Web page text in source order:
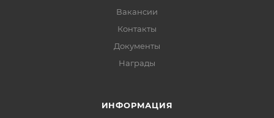
Вакансии
Контакты
Документы
Награды
ИНФОРМАЦИЯ